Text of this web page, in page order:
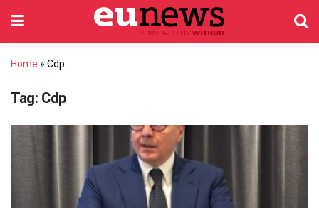
Home » Cdp
Tag: Cdp